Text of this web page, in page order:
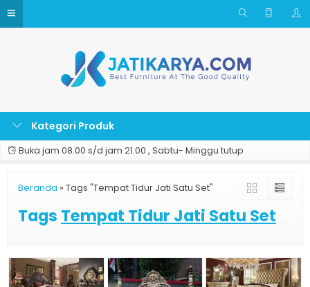
Kategori Produk
Buka jam 08.00 s/d jam 21.00 , Sabtu- Minggu tutup
Beranda » Tags "Tempat Tidur Jati Satu Set"
Tags Tempat Tidur Jati Satu Set